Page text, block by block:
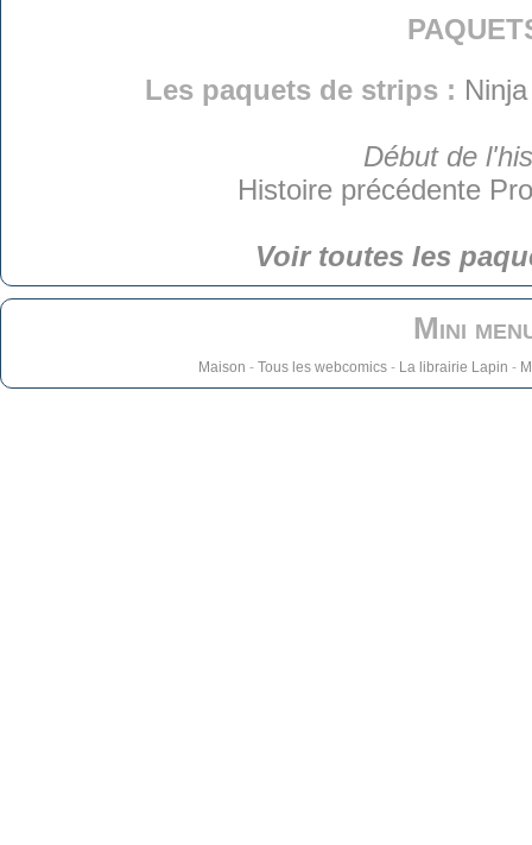
Les paquets de strips :
Début de
Histoire précédente
Voir toutes les
Mini
Maison - Tous les webcomics- La librairie Lapin -